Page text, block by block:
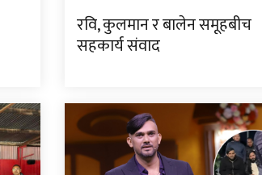
रवि, कुलमान र बालेन समूहबीच
सहकार्य संवाद